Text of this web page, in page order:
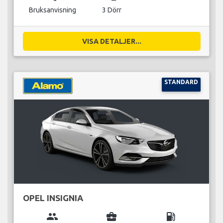
Bruksanvisning 3 Dörr
VISA DETALJER...
STANDARD
OPEL INSIGNIA
group business_center local_gas_station